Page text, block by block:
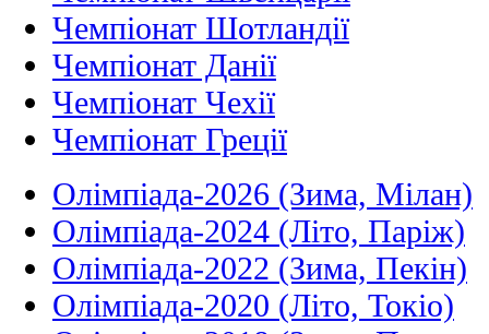
Чемпіонат Шотландії
Чемпіонат Данії
Чемпіонат Чехії
Чемпіонат Греції
Олімпіада-2026 (Зима, Мілан)
Олімпіада-2024 (Літо, Паріж)
Олімпіада-2022 (Зима, Пекін)
Олімпіада-2020 (Літо, Токіо)